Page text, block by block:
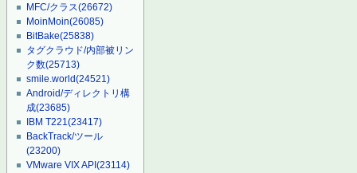
MFC/クラス(26672)
MoinMoin(26085)
BitBake(25838)
タグクラウド/内部被リン
ク数(25713)
smile.world(24521)
Android/ディレクトリ構
成(23685)
IBM T221(23417)
BackTrack/ツール
(23200)
VMware VIX API(23114)